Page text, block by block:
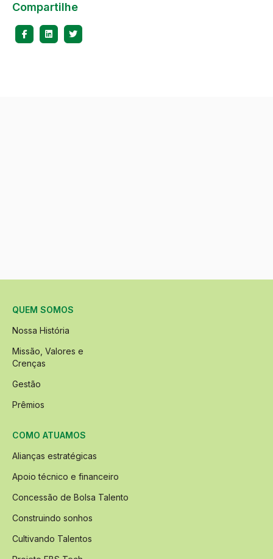
Compartilhe
QUEM SOMOS
Nossa História
Missão, Valores e
Crenças
Gestão
Prêmios
COMO ATUAMOS
Alianças estratégicas
Apoio técnico e financeiro
Concessão de Bolsa Talento
Construindo sonhos
Cultivando Talentos